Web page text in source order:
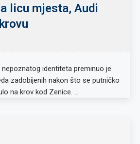
licu mjesta, Audi
identiteta preminuo je
zadobijenih nakon što se putničko
na krov kod Zenice. …